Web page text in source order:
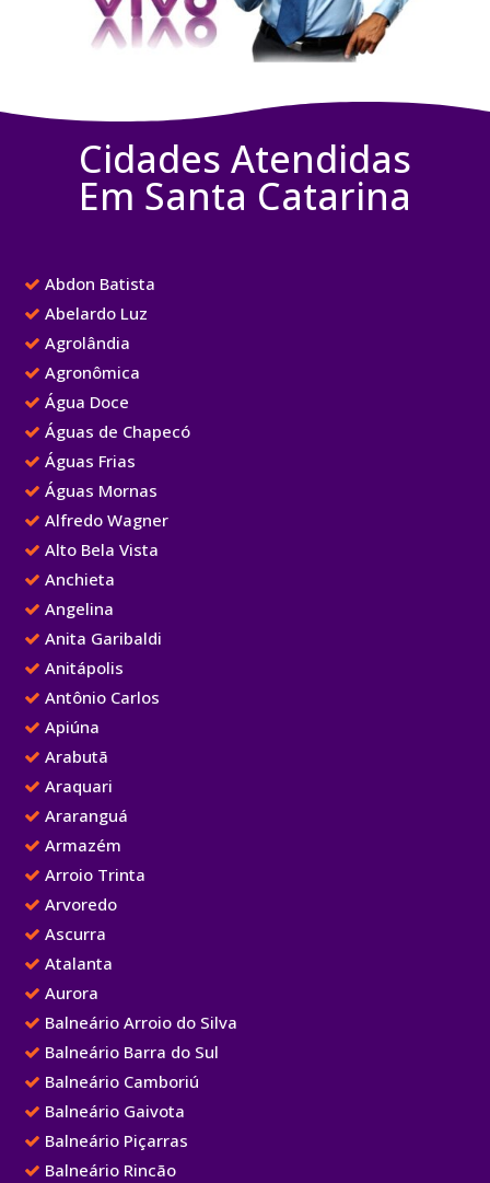
Cidades Atendidas
Em Santa Catarina
Abdon Batista
Abelardo Luz
Agrolândia
Agronômica
Água Doce
Águas de Chapecó
Águas Frias
Águas Mornas
Alfredo Wagner
Alto Bela Vista
Anchieta
Angelina
Anita Garibaldi
Anitápolis
Antônio Carlos
Apiúna
Arabutã
Araquari
Araranguá
Armazém
Arroio Trinta
Arvoredo
Ascurra
Atalanta
Aurora
Balneário Arroio do Silva
Balneário Barra do Sul
Balneário Camboriú
Balneário Gaivota
Balneário Piçarras
Balneário Rincão